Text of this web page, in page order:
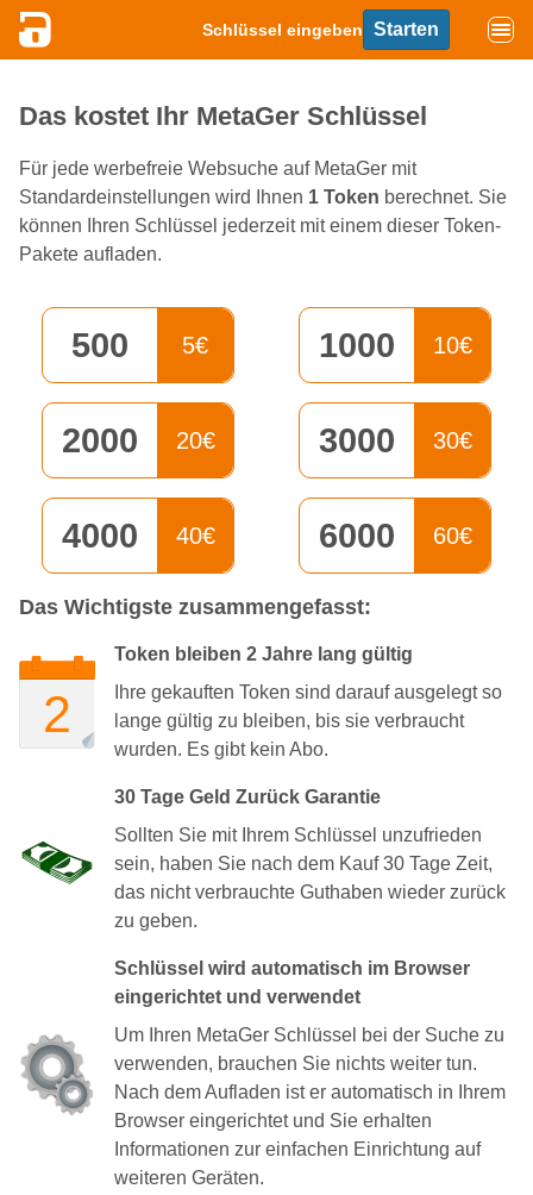
Schlüssel eingeben Starten
Das kostet Ihr MetaGer Schlüssel
Für jede werbefreie Websuche auf MetaGer mit
Standardeinstellungen wird Ihnen 1 Token berechnet. Sie
können Ihren Schlüssel jederzeit mit einem dieser Token-
Pakete aufladen.
500 5€ 1000 10€
2000 20€ 3000 30€
4000 40€ 6000 60€
Das Wichtigste zusammengefasst:
Token bleiben 2 Jahre lang gültig
Ihre gekauften Token sind darauf ausgelegt so
lange gültig zu bleiben, bis sie verbraucht
wurden. Es gibt kein Abo.
30 Tage Geld Zurück Garantie
Sollten Sie mit Ihrem Schlüssel unzufrieden
sein, haben Sie nach dem Kauf 30 Tage Zeit,
das nicht verbrauchte Guthaben wieder zurück
zu geben.
Schlüssel wird automatisch im Browser
eingerichtet und verwendet
Um Ihren MetaGer Schlüssel bei der Suche zu
verwenden, brauchen Sie nichts weiter tun.
Nach dem Aufladen ist er automatisch in Ihrem
Browser eingerichtet und Sie erhalten
Informationen zur einfachen Einrichtung auf
weiteren Geräten.